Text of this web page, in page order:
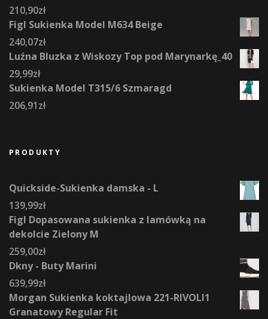
210,90zł
Figl Sukienka Model M634 Beige
240,07zł
Luźna Bluzka z Wiskozy Top pod Marynarkę_40
29,99zł
Sukienka Model T315/6 Szmaragd
206,91zł
PRODUKTY
Quickside-Sukienka damska - L
139,99zł
Figl Dopasowana sukienka z lamówką na
dekolcie Zielony M
259,00zł
Dkny - Buty Marini
639,99zł
Morgan Sukienka koktajlowa 221-RIVOLI1
Granatowy Regular Fit